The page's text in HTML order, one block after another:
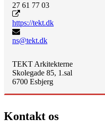
27 61 77 03
https://tekt.dk
ns@tekt.dk
TEKT Arkitekterne
Skolegade 85, 1.sal
6700 Esbjerg
Kontakt os